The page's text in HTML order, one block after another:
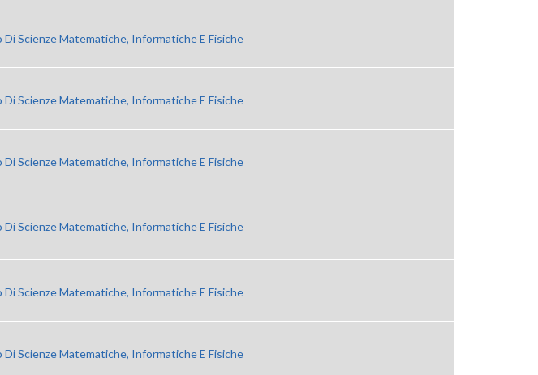
Scienze Matematiche, Informatiche E Fisiche
Scienze Matematiche, Informatiche E Fisiche
Scienze Matematiche, Informatiche E Fisiche
Scienze Matematiche, Informatiche E Fisiche
Scienze Matematiche, Informatiche E Fisiche
Scienze Matematiche, Informatiche E Fisiche